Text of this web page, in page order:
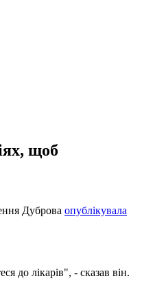
щоб
Дуброва опублікувала
до лікарів", - сказав він.